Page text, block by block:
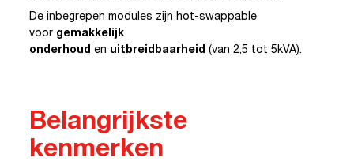
De inbegrepen modules zijn hot-swappable
voor gemakkelijk
onderhoud en uitbreidbaarheid (van 2,5 tot 5kVA).
Belangrijkste
kenmerken